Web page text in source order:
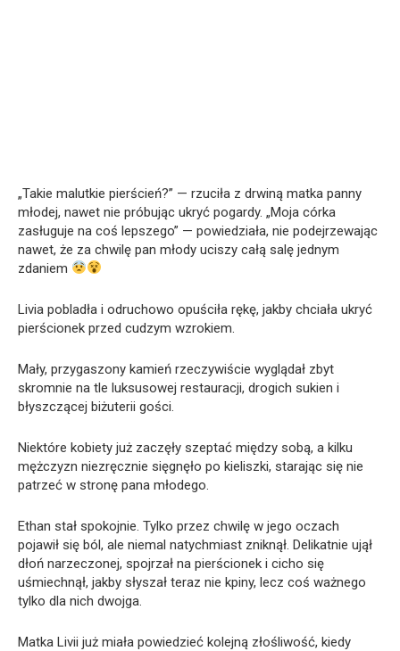
„Takie malutkie pierścień?” — rzuciła z drwiną matka panny
młodej, nawet nie próbując ukryć pogardy. „Moja córka
zasługuje na coś lepszego” — powiedziała, nie podejrzewając
nawet, że za chwilę pan młody uciszy całą salę jednym
zdaniem
Livia pobladła i odruchowo opuściła rękę, jakby chciała ukryć
pierścionek przed cudzym wzrokiem.
Mały, przygaszony kamień rzeczywiście wyglądał zbyt
skromnie na tle luksusowej restauracji, drogich sukien i
błyszczącej biżuterii gości.
Niektóre kobiety już zaczęły szeptać między sobą, a kilku
mężczyzn niezręcznie sięgnęło po kieliszki, starając się nie
patrzeć w stronę pana młodego.
Ethan stał spokojnie. Tylko przez chwilę w jego oczach
pojawił się ból, ale niemal natychmiast zniknął. Delikatnie ujął
dłoń narzeczonej, spojrzał na pierścionek i cicho się
uśmiechnął, jakby słyszał teraz nie kpiny, lecz coś ważnego
tylko dla nich dwojga.
Matka Livii już miała powiedzieć kolejną złośliwość, kiedy